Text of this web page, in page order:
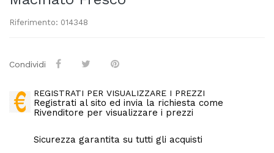
Riferimento: 014348
Condividi
REGISTRATI PER VISUALIZZARE I PREZZI
Registrati al sito ed invia la richiesta come
Rivenditore per visualizzare i prezzi
Sicurezza garantita su tutti gli acquisti